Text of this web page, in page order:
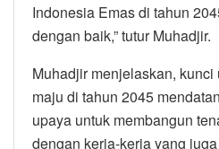
Indonesia Emas di tahun
dengan baik,” tutur Muhadjir.
Muhadjir menjelaskan,
maju di tahun 2045
upaya untuk membangun
dengan kerja-kerja yang